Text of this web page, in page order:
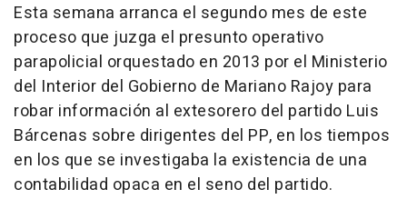
Esta semana arranca el segundo mes de este
proceso que juzga el presunto operativo
parapolicial orquestado en 2013 por el Ministerio
del Interior del Gobierno de Mariano Rajoy para
robar información al extesorero del partido Luis
Bárcenas sobre dirigentes del PP, en los tiempos
en los que se investigaba la existencia de una
contabilidad opaca en el seno del partido.